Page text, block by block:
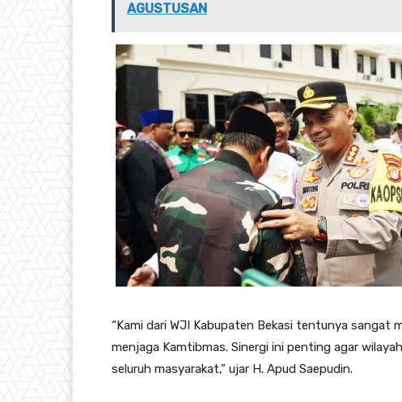
AGUSTUSAN
“Kami dari WJI Kabupaten Bekasi tentunya sangat
menjaga Kamtibmas. Sinergi ini penting agar
seluruh masyarakat,” ujar H. Apud Saepudin.